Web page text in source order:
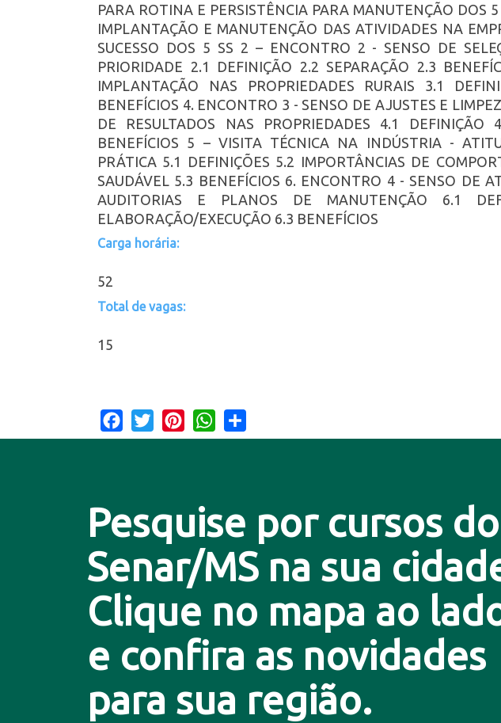
PARA ROTINA E PERSISTÊNCIA PARA MANUTENÇÃO DOS
IMPLANTAÇÃO E MANUTENÇÃO DAS ATIVIDADES NA
SUCESSO DOS 5 SS 2 – ENCONTRO 2 - SENSO DE
PRIORIDADE 2.1 DEFINIÇÃO 2.2 SEPARAÇÃO 2.3
IMPLANTAÇÃO NAS PROPRIEDADES RURAIS 3.1
BENEFÍCIOS 4. ENCONTRO 3 - SENSO DE AJUSTES E
DE RESULTADOS NAS PROPRIEDADES 4.1
BENEFÍCIOS 5 – VISITA TÉCNICA NA INDÚSTRIA -
PRÁTICA 5.1 DEFINIÇÕES 5.2 IMPORTÂNCIAS DE
SAUDÁVEL 5.3 BENEFÍCIOS 6. ENCONTRO 4 - SENSO DE
AUDITORIAS E PLANOS DE MANUTENÇÃO 6.1
ELABORAÇÃO/EXECUÇÃO 6.3 BENEFÍCIOS
Carga horária:
52
Total de vagas:
15
Facebook
Twitter PinterestWhatsApp
Pesquise por cursos do
Senar/MS na sua
Clique no mapa ao
e confira as novidades
para sua região.